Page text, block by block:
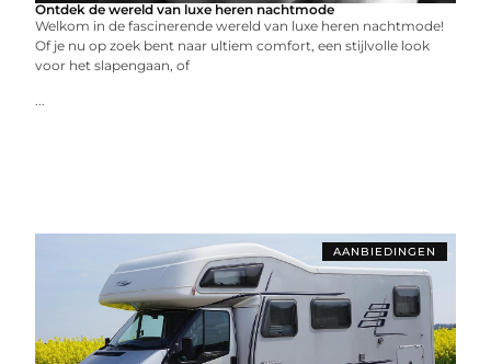
Ontdek de wereld van luxe heren nachtmode
Welkom in de fascinerende wereld van luxe heren nachtmode!
Of je nu op zoek bent naar ultiem comfort, een stijlvolle look
voor het slapengaan, of
...
AANBIEDINGEN